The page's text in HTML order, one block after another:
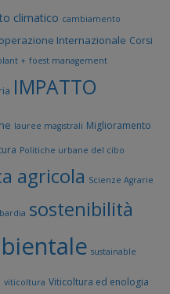
climatico cambiamento
Internazionale Corsi
+ foest management
IMPATTO
lauree magistrali Miglioramento
Politiche urbane del cibo
agricola Scienze Agrarie
sostenibilità
sustainable
viticoltura Viticoltura ed enologia